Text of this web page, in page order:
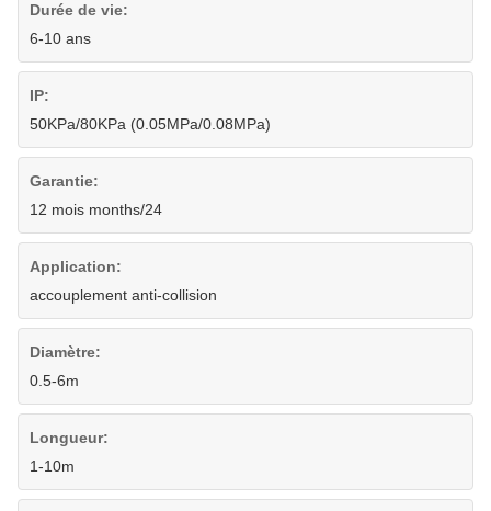
Durée de vie:
6-10 ans
IP:
50KPa/80KPa (0.05MPa/0.08MPa)
Garantie:
12 mois months/24
Application:
accouplement anti-collision
Diamètre:
0.5-6m
Longueur:
1-10m